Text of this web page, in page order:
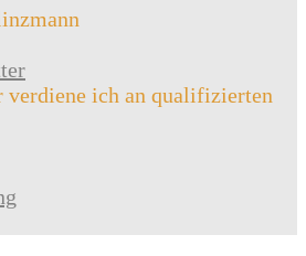
verdiene ich an qualifizierten